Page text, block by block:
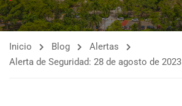
Inicio Blog
Alertas
Alerta de Seguridad: 28 de agosto de 2023